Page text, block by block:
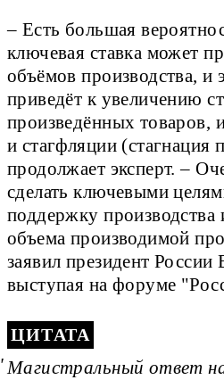
– Есть большая
ключевая ставка может
объёмов производства, и
приведёт к увеличению
произведённых товаров,
и стагфляции
продолжает эксперт. –
сделать ключевыми
поддержку производства
объема производимой
заявил президент
выступая на форуме
ЦИТАТА
Магистральный ответ